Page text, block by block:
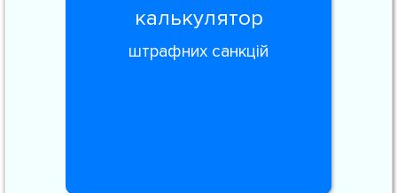
калькулятор
штрафних санкцій